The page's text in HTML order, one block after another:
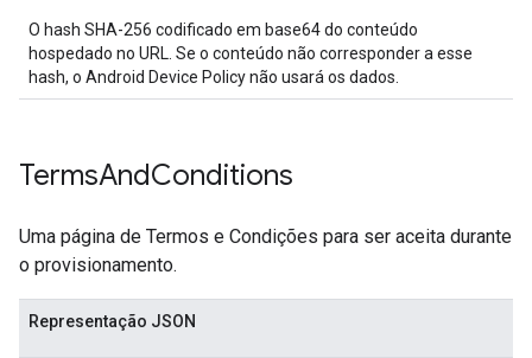
O hash SHA-256 codificado em base64 do conteúdo
hospedado no URL. Se o conteúdo não corresponder a esse
hash, o Android Device Policy não usará os dados.
TermsAndConditions
Uma página de Termos e Condições para ser aceita durante
o provisionamento.
Representação JSON